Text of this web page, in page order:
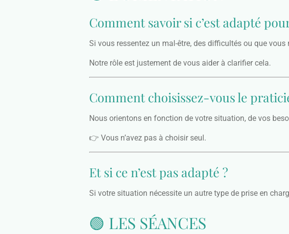
Comment savoir si c’est adapté
Si vous ressentez un mal-être, des difficultés ou que
Notre rôle est justement de vous aider à clarifier cela.
Comment choisissez-vous le
Nous orientons en fonction de votre situation, de vos
👉 Vous n’avez pas à choisir seul.
Et si ce n’est pas adapté ?
Si votre situation nécessite un autre type de prise en
🟢 LES SÉANCES